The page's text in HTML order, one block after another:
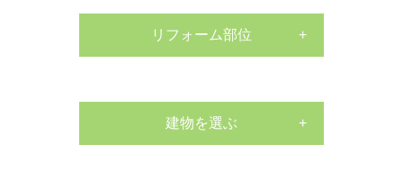
リフォーム部位
建物を選ぶ